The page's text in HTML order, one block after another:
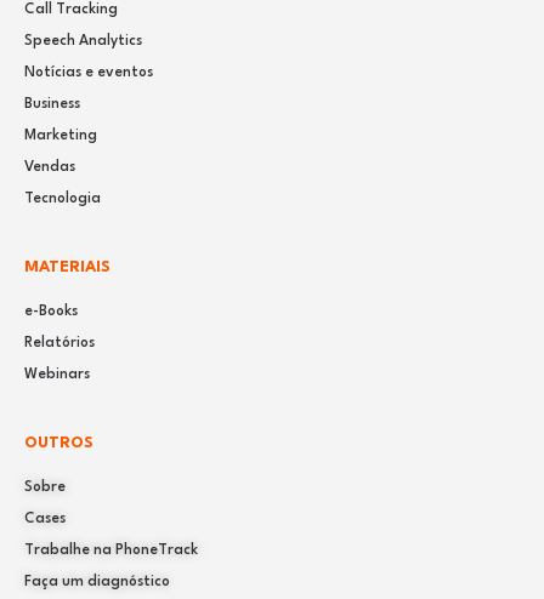
Call Tracking
Speech Analytics
Notícias e eventos
Business
Marketing
Vendas
Tecnologia
MATERIAIS
e-Books
Relatórios
Webinars
OUTROS
Sobre
Cases
Trabalhe na PhoneTrack
Faça um diagnóstico